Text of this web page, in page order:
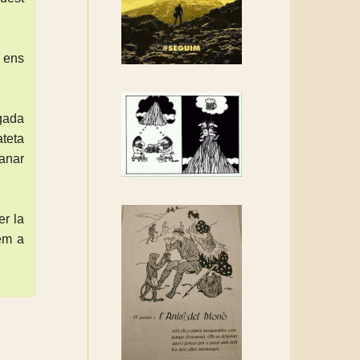
la
a
Rebem un diploma dels
Amics de Sant Aniol
d'Aguja
Els Centpeus estem
recuperació del refugi i de
l'entorn de Sant Aniol